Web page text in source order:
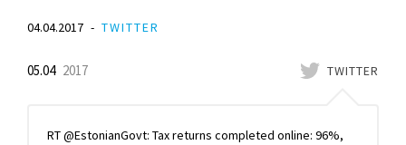
04.04.2017 TWITTER
TWITTER
05.04 2017
RT @EstonianGovt: Tax returns completed online: 96%,